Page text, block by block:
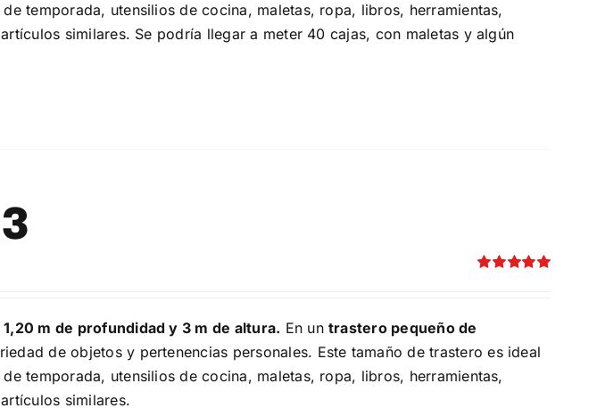
temporada, utensilios de cocina, maletas, ropa, libros, herramientas,
similares. Se podría llegar a meter 40 cajas, con maletas y algún
m de profundidad y 3 m de altura. En un trastero pequeño de
de objetos y pertenencias personales. Este tamaño de trastero es ideal
temporada, utensilios de cocina, maletas, ropa, libros, herramientas,
similares.